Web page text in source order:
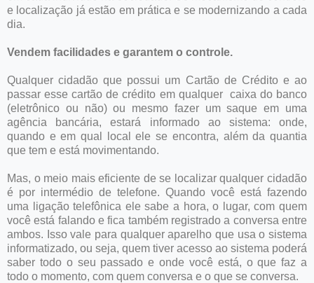
e localização já estão em prática e se modernizando a cada
dia.
Vendem facilidades e garantem o controle.
Qualquer cidadão que possui um Cartão de Crédito e ao
passar esse cartão de crédito em qualquer caixa do banco
(eletrônico ou não) ou mesmo fazer um saque em uma
agência bancária, estará informado ao sistema: onde,
quando e em qual local ele se encontra, além da quantia
que tem e está movimentando.
Mas, o meio mais eficiente de se localizar qualquer cidadão
é por intermédio de telefone. Quando você está fazendo
uma ligação telefônica ele sabe a hora, o lugar, com quem
você está falando e fica também registrado a conversa entre
ambos. Isso vale para qualquer aparelho que usa o sistema
informatizado, ou seja, quem tiver acesso ao sistema poderá
saber todo o seu passado e onde você está, o que faz a
todo o momento, com quem conversa e o que se conversa.